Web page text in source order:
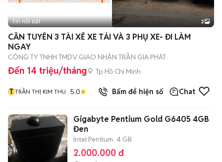
Tin nổi bật 2
CẦN TUYỂN 3 TÀI XẾ XE TẢI VÀ 3 PHỤ XE- ĐI LÀM
NGAY
CÔNG TY TNHH TMDV GIAO NHẬN TRẦN GIA PHÁT
Đến 14 triệu/tháng Tp Hồ Chí Minh
T TRẦN THỊ KIM THU 5.0 Bấm để hiện số Chat
Gigabyte Pentium Gold G6405 4GB
Đen
Intel Pentium 4 GB
2.000.000 đ